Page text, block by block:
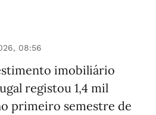
08:56
imobiliário
registou 1,4 mil
primeiro semestre de